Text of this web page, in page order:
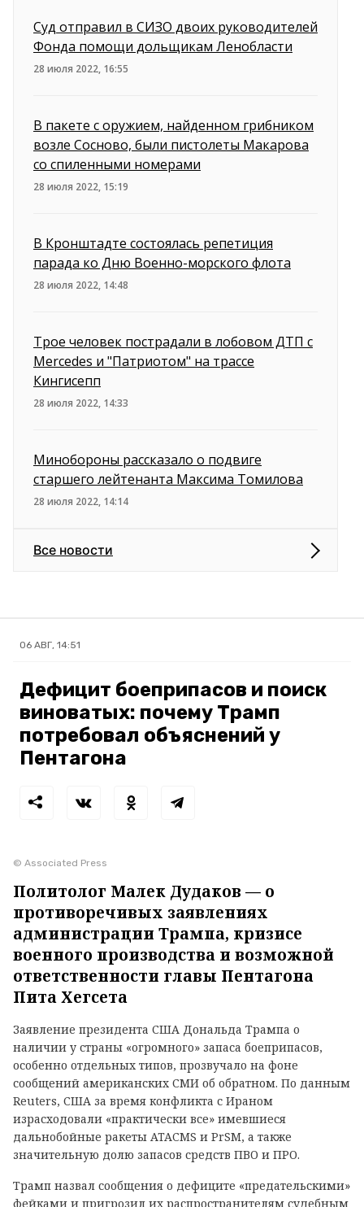
Суд отправил в СИЗО двоих руководителей
Фонда помощи дольщикам Ленобласти
28 июля 2022, 16:55
В пакете с оружием, найденном грибником
возле Сосново, были пистолеты Макарова
со спиленными номерами
28 июля 2022, 15:19
В Кронштадте состоялась репетиция
парада ко Дню Военно-морского флота
28 июля 2022, 14:48
Трое человек пострадали в лобовом ДТП с
Mercedes и "Патриотом" на трассе
Кингисепп
28 июля 2022, 14:33
Минобороны рассказало о подвиге
старшего лейтенанта Максима Томилова
28 июля 2022, 14:14
Все новости
06 АВГ, 14:51
Дефицит боеприпасов и поиск
виноватых: почему Трамп
потребовал объяснений у
Пентагона
© Associated Press
Политолог Малек Дудаков — о
противоречивых заявлениях
администрации Трампа, кризисе
военного производства и возможной
ответственности главы Пентагона
Пита Хегсета
Заявление президента США Дональда Трампа о
наличии у страны «огромного» запаса боеприпасов,
особенно отдельных типов, прозвучало на фоне
сообщений американских СМИ об обратном. По данным
Reuters, США за время конфликта с Ираном
израсходовали «практически все» имевшиеся
дальнобойные ракеты ATACMS и PrSM, а также
значительную долю запасов средств ПВО и ПРО.
Трамп назвал сообщения о дефиците «предательскими»
фейками и пригрозил их распространителям судебным